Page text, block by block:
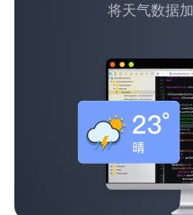
将天气数据